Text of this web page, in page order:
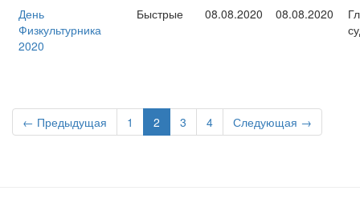
День
Физкультурника
2020
Быстрые 08.08.2020 08.08.2020
← Предыдущая 1 2 3 4 Следующая →